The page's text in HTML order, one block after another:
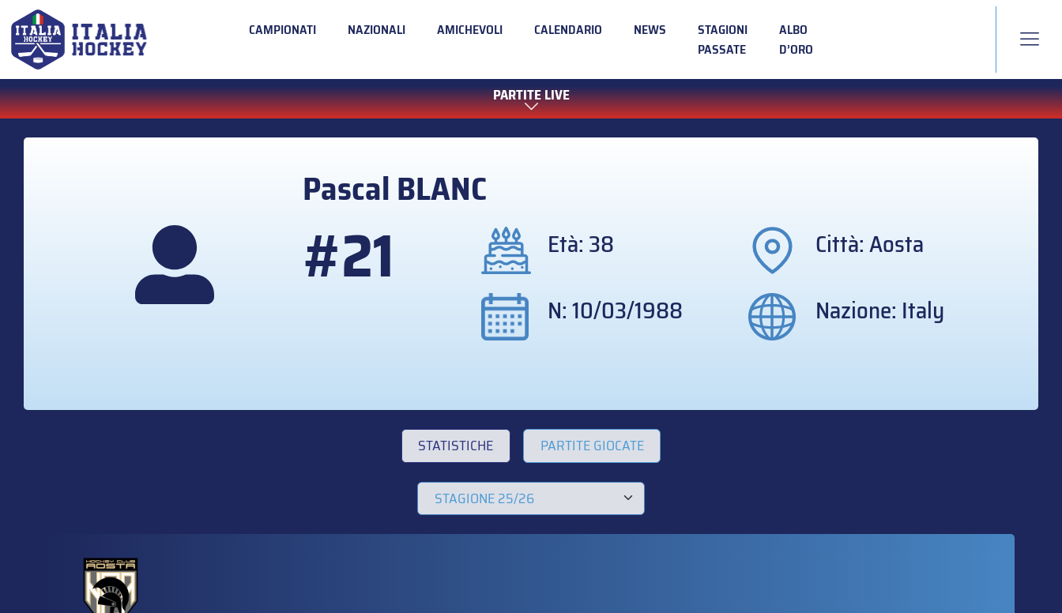
CAMPIONATI NAZIONALI AMICHEVOLI CALENDARIO NEWS
STAGIONI
PASSATE
ALBO
D’ORO
PARTITE LIVE
PascalBLANC
#21 Età: 38
Città: Aosta
N: 10/03/1988
Nazione: Italy
STATISTICHE PARTITE GIOCATE